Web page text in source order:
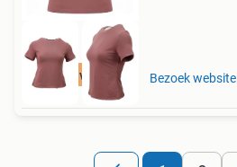
Tot 75% voordeel Bezoek website